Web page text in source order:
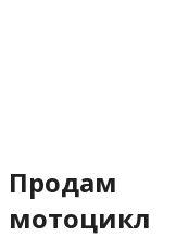
Продам
мотоцикл